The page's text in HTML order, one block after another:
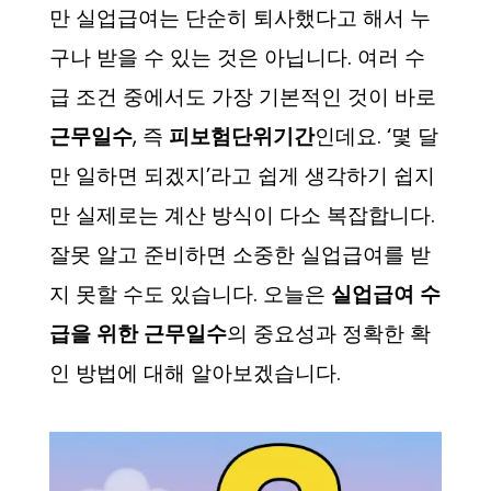
만 실업급여는 단순히 퇴사했다고 해서 누
구나 받을 수 있는 것은 아닙니다. 여러 수
급 조건 중에서도 가장 기본적인 것이 바로
근무일수, 즉 피보험단위기간인데요. ‘몇 달
만 일하면 되겠지’라고 쉽게 생각하기 쉽지
만 실제로는 계산 방식이 다소 복잡합니다.
잘못 알고 준비하면 소중한 실업급여를 받
지 못할 수도 있습니다. 오늘은 실업급여 수
급을 위한 근무일수의 중요성과 정확한 확
인 방법에 대해 알아보겠습니다.